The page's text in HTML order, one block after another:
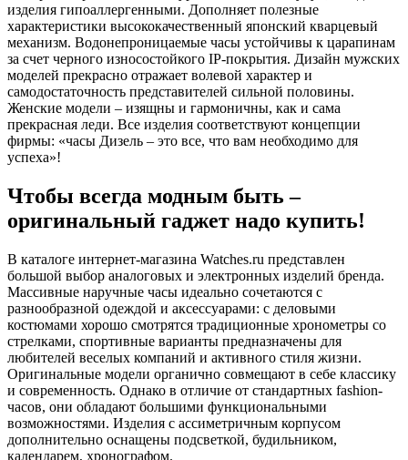
изделия гипоаллергенными. Дополняет полезные
характеристики высококачественный японский кварцевый
механизм. Водонепроницаемые часы устойчивы к царапинам
за счет черного износостойкого IP-покрытия. Дизайн мужских
моделей прекрасно отражает волевой характер и
самодостаточность представителей сильной половины.
Женские модели – изящны и гармоничны, как и сама
прекрасная леди. Все изделия соответствуют концепции
фирмы: «часы Дизель – это все, что вам необходимо для
успеха»!
Чтобы всегда модным быть –
оригинальный гаджет надо купить!
В каталоге интернет-магазина Watches.ru представлен
большой выбор аналоговых и электронных изделий бренда.
Массивные наручные часы идеально сочетаются с
разнообразной одеждой и аксессуарами: с деловыми
костюмами хорошо смотрятся традиционные хронометры со
стрелками, спортивные варианты предназначены для
любителей веселых компаний и активного стиля жизни.
Оригинальные модели органично совмещают в себе классику
и современность. Однако в отличие от стандартных fashion-
часов, они обладают большими функциональными
возможностями. Изделия с ассиметричным корпусом
дополнительно оснащены подсветкой, будильником,
календарем, хронографом.